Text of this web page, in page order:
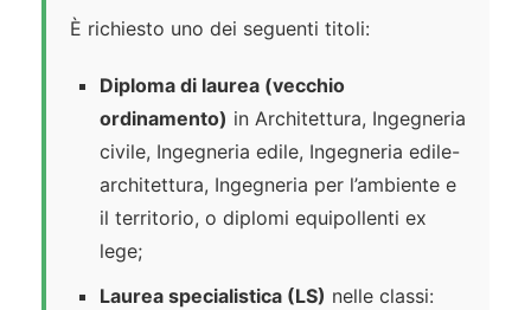
È richiesto uno dei seguenti titoli:
Diploma di laurea (vecchio
ordinamento) in Architettura, Ingegneria
civile, Ingegneria edile, Ingegneria edile-
architettura, Ingegneria per l’ambiente e
il territorio, o diplomi equipollenti ex
lege;
Laurea specialistica (LS) nelle classi: